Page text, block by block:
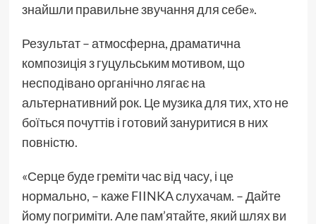
знайшли правильне звучання для себе».
Результат – атмосферна, драматична
композиція з гуцульським мотивом, що
несподівано органічно лягає на
альтернативний рок. Це музика для тих, хто не
боїться почуттів і готовий зануритися в них
повністю.
«Серце буде греміти час від часу, і це
нормально, – каже FIINKA слухачам. – Дайте
йому погриміти. Але пам’ятайте, який шлях ви